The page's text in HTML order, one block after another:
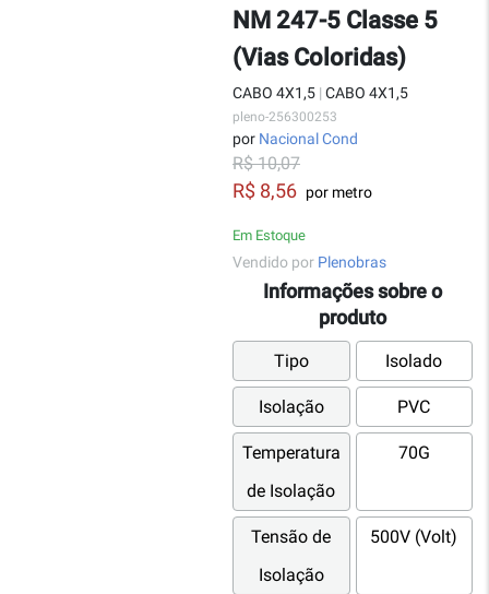
NM 247-5 Classe 5
(Vias Coloridas)
CABO 4X1,5 | CABO 4X1,5
pleno-256300253
por Nacional Cond
R$ 10,07
R$ 8,56 por metro
Em Estoque
Vendido por Plenobras
Informações sobre o
produto
Tipo Isolado
Isolação PVC
Temperatura
de Isolação
70G
Tensão de
Isolação
500V (Volt)